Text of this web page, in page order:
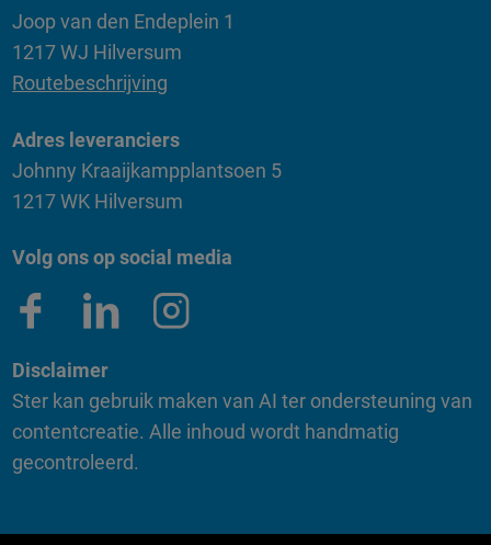
Joop van den Endeplein 1
1217 WJ Hilversum
Routebeschrijving
Adres leveranciers
Johnny Kraaijkampplantsoen 5
1217 WK Hilversum
Volg ons op social media
Disclaimer
Ster kan gebruik maken van AI ter ondersteuning van
contentcreatie. Alle inhoud wordt handmatig
gecontroleerd.